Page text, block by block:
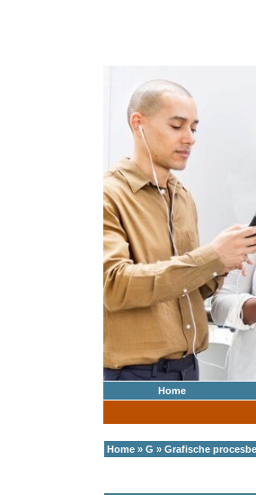
Home
Home » G » Grafische